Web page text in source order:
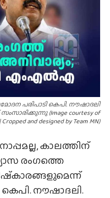
കെപി. നൗഷാദലി
(Image courtesy of
Cropped and designed by Team MN)
കാലത്തിന്
രംഗത്തെ
നൗഷാദലി.